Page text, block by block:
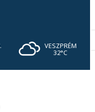
VESZPRÉM
32°C